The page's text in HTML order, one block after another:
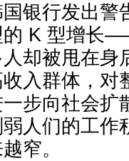
行发出警
的 K 型增长
却被甩在身
入群体，对
步向社会扩
人们的工作
窄。